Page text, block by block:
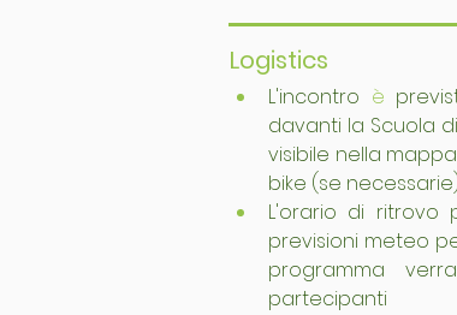
Logistics
L'incontro è
davanti la Scuola
visibile nella
bike (se
L'orario di ritrovo
previsioni meteo
programma
partecipanti